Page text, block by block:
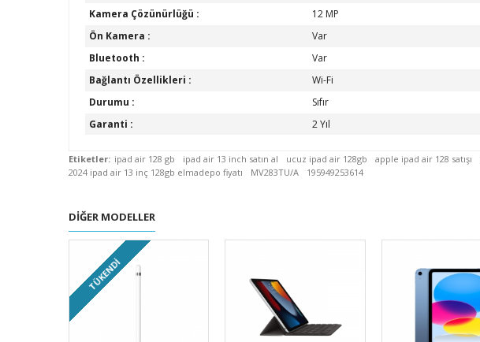
Kamera Çözünürlüğü :
12 MP
Ön Kamera :
Var
Bluetooth :
Var
Bağlantı Özellikleri :
Wi-Fi
Durumu :
Sıfır
Garanti :
2 Yıl
Etiketler: ipad air 128 gb ipad air 13 inch satın al ucuz ipad air 128gb apple ipad air 128 satışı
2024 ipad air 13 inç 128gb elmadepo fiyatı
MV283TU/A 195949253614
DIĞER MODELLER
TÜKENDI